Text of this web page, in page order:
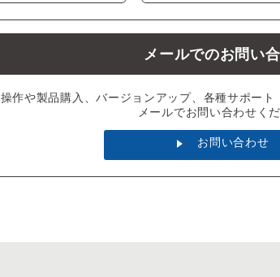
メールでのお問い
操作や製品購入、バージョンアップ、各種サポート
メールでお問い合わせくだ
お問い合わせ